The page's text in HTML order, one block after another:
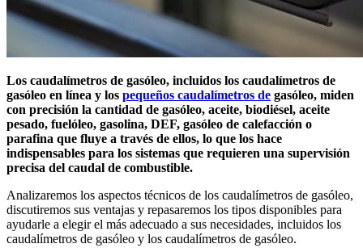
Los caudalímetros de gasóleo, incluidos los caudalímetros de
gasóleo en línea y los pequeños caudalímetros de gasóleo, miden
con precisión la cantidad de gasóleo, aceite, biodiésel, aceite
pesado, fuelóleo, gasolina, DEF, gasóleo de calefacción o
parafina que fluye a través de ellos, lo que los hace
indispensables para los sistemas que requieren una supervisión
precisa del caudal de combustible.
Analizaremos los aspectos técnicos de los caudalímetros de gasóleo,
discutiremos sus ventajas y repasaremos los tipos disponibles para
ayudarle a elegir el más adecuado a sus necesidades, incluidos los
caudalímetros de gasóleo y los caudalímetros de gasóleo.